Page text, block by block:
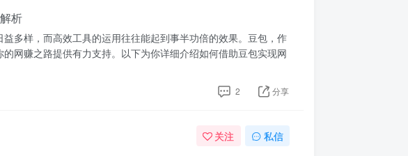
析
多样，而高效工具的运用往往能起到事半功倍的效果。豆包，作
网赚之路提供有力支持。以下为你详细介绍如何借助豆包实现网
2 分享
关注 私信